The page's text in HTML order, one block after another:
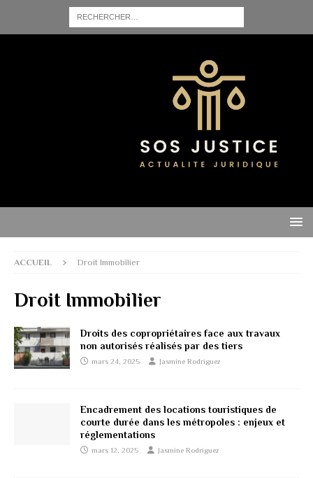
ACCUEIL Droit Immobilier
Droit Immobilier
Droits des copropriétaires face aux travaux
non autorisés réalisés par des tiers
mars 24, 2025 Jasmine Rodriguez
Encadrement des locations touristiques de
courte durée dans les métropoles : enjeux et
réglementations
mars 12, 2025 Jasmine Rodriguez